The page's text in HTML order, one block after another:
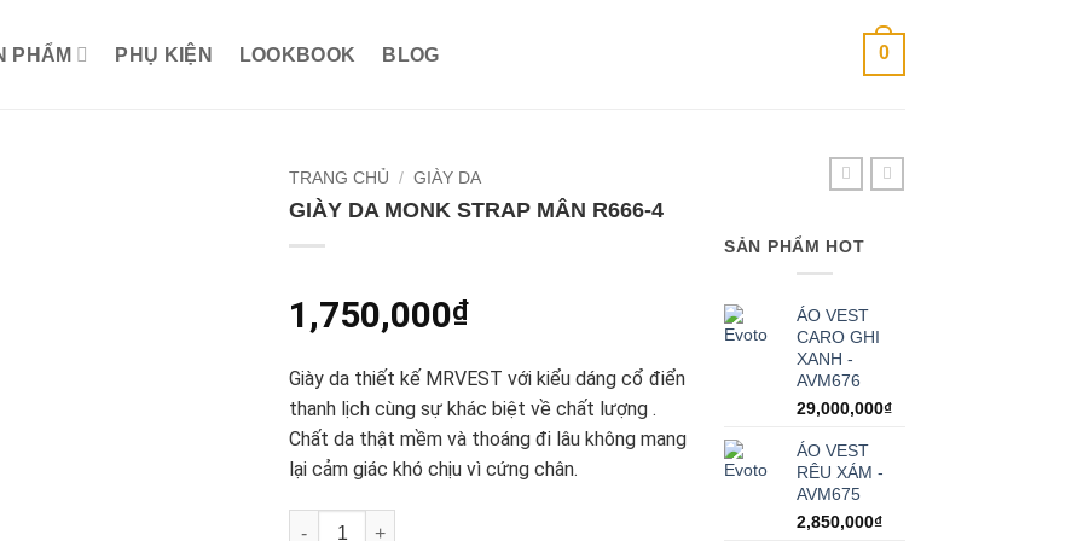
PHẨM PHỤ KIỆN LOOKBOOK BLOG 0
TRANG CHỦ / GIÀY DA
GIÀY DA MONK STRAP MÂN R666-4
1,750,000₫
Giày da thiết kế MRVEST với kiểu dáng cổ điển
thanh lịch cùng sự khác biệt về chất lượng .
Chất da thật mềm và thoáng đi lâu không mang
lại cảm giác khó chịu vì cứng chân.
GIÀY DA MONK STRAP MÂN R666-4 số lượng
SẢN PHẨM HOT
ÁO VEST
CARO GHI
XANH -
AVM676
29,000,000₫
ÁO VEST
RÊU XÁM -
AVM675
2,850,000₫